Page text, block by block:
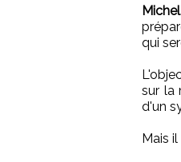
qui
sur la
d'un
Mais